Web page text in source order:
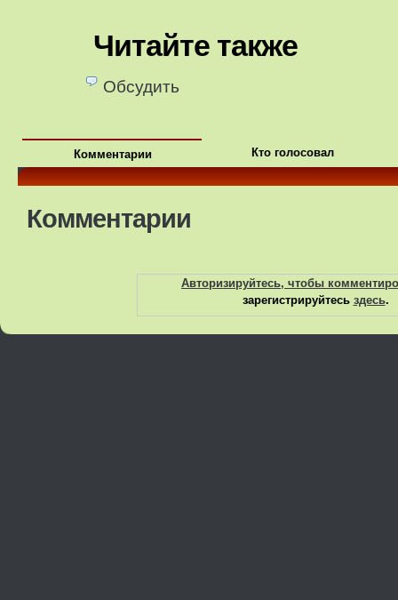
Читайте также
Обсудить
Комментарии Кто голосовал
Комментарии
Авторизируйтесь, чтобы
зарегистрируйтесь здесь.